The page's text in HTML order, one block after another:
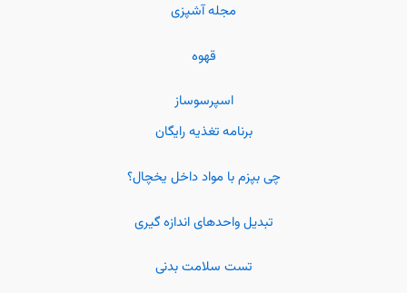
مجله آشپزی
قهوه
اسپرسوساز
برنامه تغذیه رایگان
چی بپزم با مواد داخل یخچال؟
تبدیل واحدهای اندازه گیری
تست سلامت بدنی